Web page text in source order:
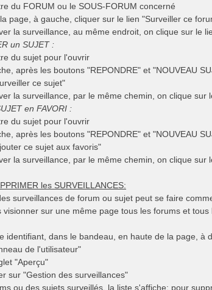
du FORUM ou le SOUS-FORUM concerné
page, à gauche, cliquer sur le lien "Surveiller ce
la surveillance, au même endroit, on clique sur le
un SUJET :
du sujet pour l'ouvrir
après les boutons "REPONDRE" et "NOUVEAU
ce sujet"
la surveillance, par le même chemin, on clique sur
en FAVORI :
du sujet pour l'ouvrir
après les boutons "REPONDRE" et "NOUVEAU
ce sujet aux favoris"
la surveillance, par le même chemin, on clique sur
les SURVEILLANCES:
surveillances de forum ou sujet peut se faire
visionner sur une même page tous les forums et
identifiant, dans le bandeau, en haute de la page, à
de l'utilisateur"
"Aperçu"
sur "Gestion des surveillances"
ou des sujets surveillés, la liste s'affiche: pour